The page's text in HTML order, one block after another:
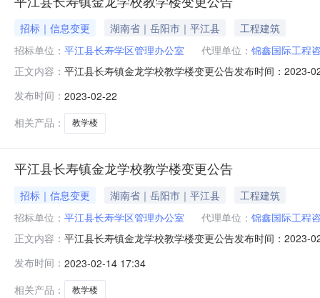
招标｜信息变更 湖南省｜岳阳市｜平江县
工程建筑
招标单位： 平江县长寿学区管理办公室 代理单位： 锦鑫国际工程
正文内容： 平江县长寿镇金龙学校教学楼变更公告发布时间：2023-
目于2023年02月07日在湖南省招标投标监管网和岳阳市
标人核实，由于
发布时间： 2023-02-22
相关产品：
教学楼
平江县长寿镇金龙学校教学楼变更公告
招标｜信息变更 湖南省｜岳阳市｜平江县
工程建筑
招标单位： 平江县长寿学区管理办公室 代理单位： 锦鑫国际工程
正文内容： 平江县长寿镇金龙学校教学楼变更公告发布时间：2023-
02月07日在湖南省招标投标监管网和岳阳市公共资源交
任期，投标函附录文
发布时间： 2023-02-14 17:34
相关产品：
教学楼